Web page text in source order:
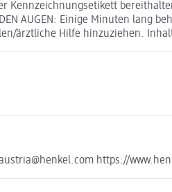
Kennzeichnungsetikett
AUGEN: Einige Minuten lang
ärztliche Hilfe hinzuziehen.
https://